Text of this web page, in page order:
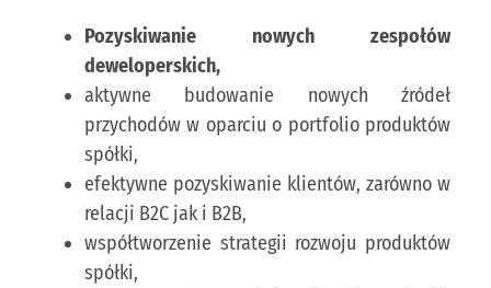
Pozyskiwanie nowych zespołów
deweloperskich,
aktywne budowanie nowych źródeł
przychodów w oparciu o portfolio produktów
spółki,
efektywne pozyskiwanie klientów, zarówno w
relacji B2C jak i B2B,
współtworzenie strategii rozwoju produktów
spółki,